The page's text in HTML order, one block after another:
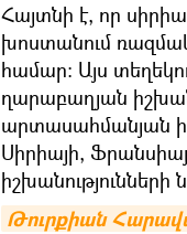
Հայտնի է, որ
խոստանում
համար։ Այս
ղարաբաղյան
արտասահմանյան
Սիրիայի,
իշխանությունների
Թուրքիան